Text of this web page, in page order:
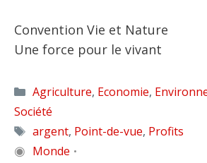
Convention Vie et Nature
Une force pour le vivant
Catégories
Agriculture, Economie,
Société
Étiquettes
argent, Point-de-vue, Profits
◉ Monde •